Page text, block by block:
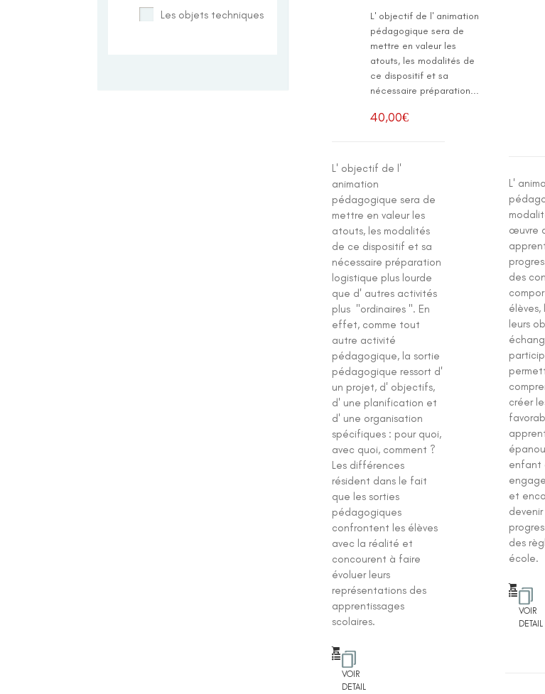
L' objectif de l' animation
pédagogique sera de
mettre en valeur les
atouts, les modalités de
ce dispositif et sa
nécessaire préparation...
40,00€
L' objectif de l'
animation
pédagogique sera de
mettre en valeur les
atouts, les modalités
de ce dispositif et sa
nécessaire préparation
logistique plus lourde
que d' autres activités
plus "ordinaires ". En
effet, comme tout
autre activité
pédagogique, la sortie
pédagogique ressort d'
un projet, d' objectifs,
d' une planification et
d' une organisation
spécifiques : pour quoi,
avec quoi, comment ?
Les différences
résident dans le fait
que les sorties
pédagogiques
confrontent les élèves
avec la réalité et
concourent à faire
évoluer leurs
représentations des
apprentissages
scolaires.
VOIR
DETAIL
L'
œuvre
des
élèves,
leurs
créer
enfant
et
devenir
des
école.
VOIR
DETAIL
Les objets techniques